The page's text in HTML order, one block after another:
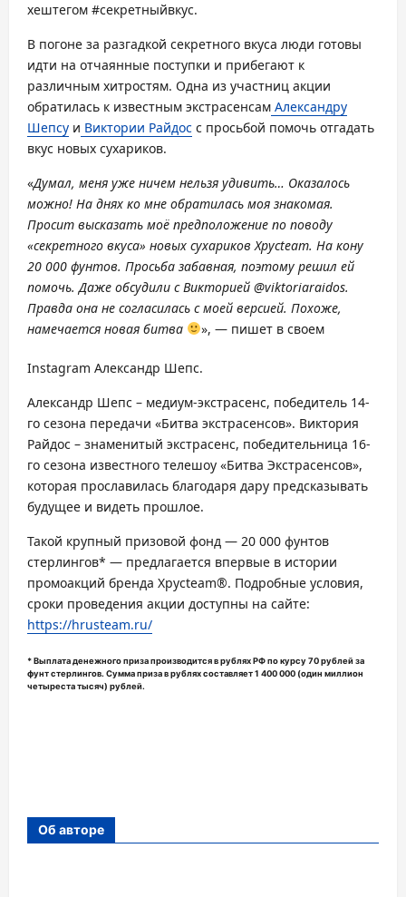
хештегом #секретныйвкус.
В погоне за разгадкой секретного вкуса люди готовы
идти на отчаянные поступки и прибегают к
различным хитростям. Одна из участниц акции
обратилась к известным экстрасенсам Александру
Шепсу и Виктории Райдос с просьбой помочь отгадать
вкус новых сухариков.
«Думал, меня уже ничем нельзя удивить… Оказалось
можно! На днях ко мне обратилась моя знакомая.
Просит высказать моё предположение по поводу
«секретного вкуса» новых сухариков Хрусteam. На кону
20 000 фунтов. Просьба забавная, поэтому решил ей
помочь. Даже обсудили с Викторией @viktoriaraidos.
Правда она не согласилась с моей версией. Похоже,
намечается новая битва », — пишет в своем
Instagram Александр Шепс.
Александр Шепс – медиум-экстрасенс, победитель 14-
го сезона передачи «Битва экстрасенсов». Виктория
Райдос – знаменитый экстрасенс, победительница 16-
го сезона известного телешоу «Битва Экстрасенсов»,
которая прославилась благодаря дару предсказывать
будущее и видеть прошлое.
Такой крупный призовой фонд — 20 000 фунтов
стерлингов* — предлагается впервые в истории
промоакций бренда Хрусteam®. Подробные условия,
сроки проведения акции доступны на сайте:
https://hrusteam.ru/
* Выплата денежного приза производится в рублях РФ по курсу 70 рублей за
фунт стерлингов. Сумма приза в рублях составляет 1 400 000 (один миллион
четыреста тысяч) рублей.
Об авторе